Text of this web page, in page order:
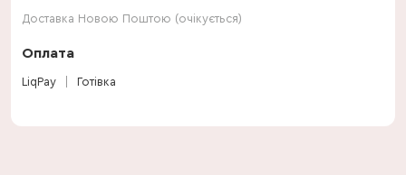
Доставка Новою Поштою (очікується)
Оплата
LiqPay Готівка